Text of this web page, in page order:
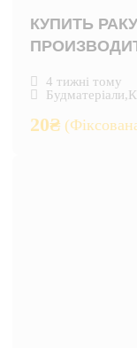
КУПИТЬ
4 тижні тому
Будматеріали,
20₴